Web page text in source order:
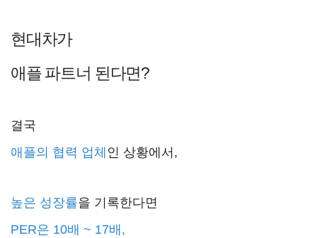
현대차가
애플 파트너 된다면?
결국
애플의 협력 업체 인 상황에서,
높은 성장률을 기록한다면
PER은 10배 ~ 17배,